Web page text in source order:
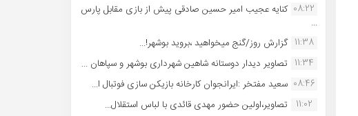
08:22 کنایه عجیب امیر حسین صادقی پیش از بازی مقابل پارس
...
11:38 گزارش روز/گنج میخواهید ،بروید بوشهر!...
11:34 تصاویر دیدار دوستانه شاهین شهردارى بوشهر و سپاهان ...
08:46 سعید مفتخر :ایرانجوان کارخانه بازیکن سازی فوتبال ا...
11:02
تصاویر،اولین حضور مهدی قائدی با لباس استقلال...